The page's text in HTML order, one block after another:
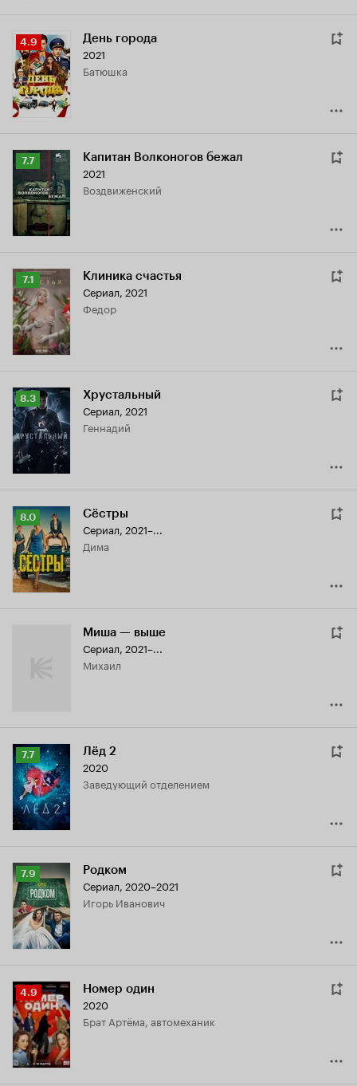
Рейтинг
Кинопоиска
4.9
4.9 День города
2021
батюшка
Рейтинг
Кинопоиска
7.7
7.7 Капитан Волконогов бежал
2021
Воздвиженский
Рейтинг
Кинопоиска
7.1
7.1 Клиника счастья
Сериал, 2021
Федор
Рейтинг
Кинопоиска
8.3
8.3 Хрустальный
Сериал, 2021
Геннадий
Рейтинг
Кинопоиска
8.0
8.0 Сёстры
Сериал, 2021–...
Дима
Миша — выше
Сериал, 2021–...
Михаил
Рейтинг
Кинопоиска
7.7
7.7 Лёд 2
2020
заведующий отделением
Рейтинг
Кинопоиска
7.9
7.9 Родком
Сериал, 2020–2021
Игорь Иванович
Рейтинг
Кинопоиска
4.9
4.9 Номер один
2020
брат Артёма, автомеханик